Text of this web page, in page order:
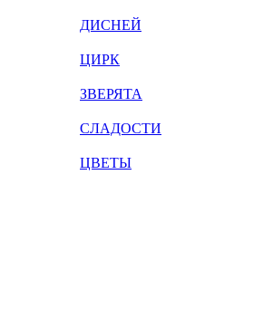
ДИСНЕЙ
ЦИРК
ЗВЕРЯТА
СЛАДОСТИ
ЦВЕТЫ